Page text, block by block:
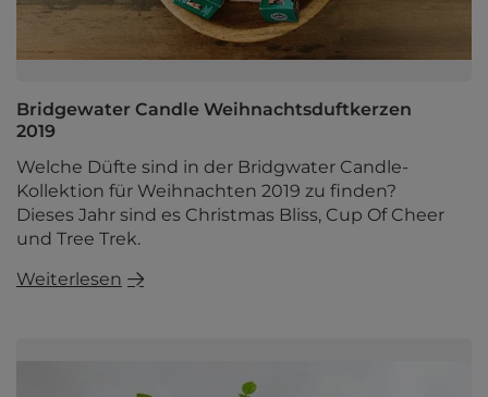
Bridgewater Candle Weihnachtsduftkerzen
2019
Welche Düfte sind in der Bridgwater Candle-
Kollektion für Weihnachten 2019 zu finden?
Dieses Jahr sind es Christmas Bliss, Cup Of Cheer
und Tree Trek.
Weiterlesen